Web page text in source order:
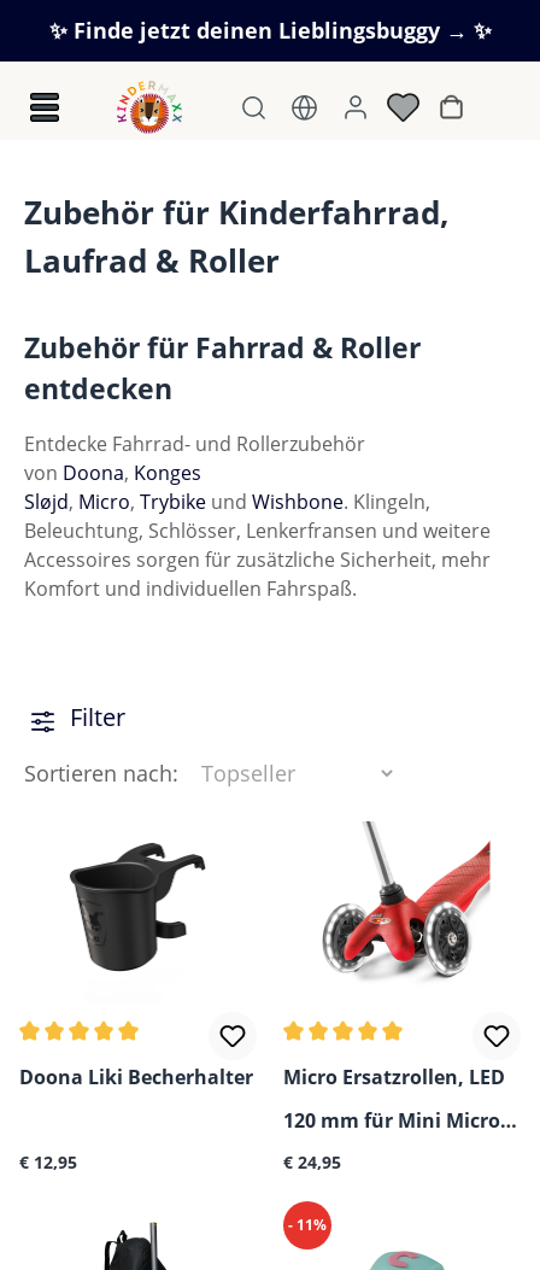
Zum Hauptinhalt springen
✨ Finde jetzt deinen Lieblingsbuggy → ✨
Zubehör für Kinderfahrrad,
Laufrad & Roller
Zubehör für Fahrrad & Roller
entdecken
Entdecke Fahrrad- und Rollerzubehör
von Doona, Konges
Sløjd, Micro, Trybike und Wishbone. Klingeln,
Beleuchtung, Schlösser, Lenkerfransen und weitere
Accessoires sorgen für zusätzliche Sicherheit, mehr
Komfort und individuellen Fahrspaß.
Filter
Sortieren nach:
Durchschnittliche Bewertung von 5 von 5 Sternen
Doona Liki Becherhalter
Regulärer Preis:
€ 12,95
Durchschnittliche
Micro Ersatzrollen, LED
120 mm für Mini Micro,
2er-Pack
Regulärer Preis:
€ 24,95
- 11%